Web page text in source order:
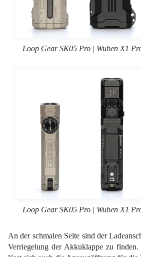
Loop Gear SK05 Pro | Wuben X1
Loop Gear SK05 Pro | Wuben X1
An der schmalen Seite sind der
Verriegelung der Akkuklappe zu finden.